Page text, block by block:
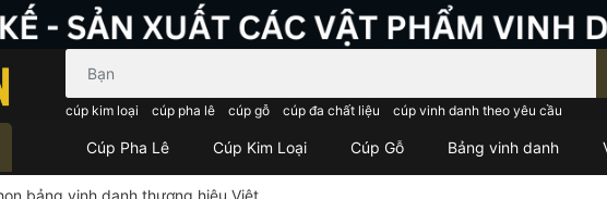
cúp kim loại cúp pha lê cúp gỗ cúp đa chất liệu cúp vinh danh theo yêu cầu
Cúp Pha Lê Cúp Kim Loại Cúp Gỗ Bảng vinh danh
bảng vinh danh thương hiệu Việt